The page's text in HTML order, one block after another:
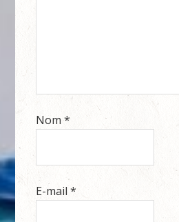
Nom*
E-mail*